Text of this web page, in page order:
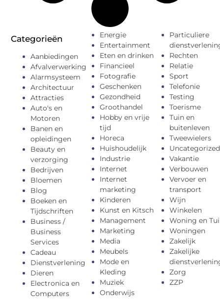
Categorieën
Aanbiedingen
Afvalverwerking
Alarmsysteem
Architectuur
Attracties
Auto's en
Motoren
Banen en
opleidingen
Beauty en
verzorging
Bedrijven
Bloemen
Blog
Boeken en
Tijdschriften
Business /
Business
Services
Cadeau
Dienstverlening
Dieren
Electronica en
Computers
Energie
Entertainment
Eten en drinken
Financieel
Fotografie
Geschenken
Gezondheid
Groothandel
Hobby en vrije
tijd
Horeca
Huishoudelijk
Industrie
Internet
Internet
marketing
Kinderen
Kunst en Kitsch
Management
Marketing
Media
Meubels
Mode en
Kleding
Muziek
Onderwijs
Particuliere
Rechten
Relatie
Sport
Telefonie
Testing
Toerisme
Tuin en
buitenleven
Tweewielers
Uncategorized
Vakantie
Verbouwen
Vervoer en
transport
Wijn
Winkelen
Woning en
Woningen
Zakelijk
Zakelijke
Zorg
ZZP